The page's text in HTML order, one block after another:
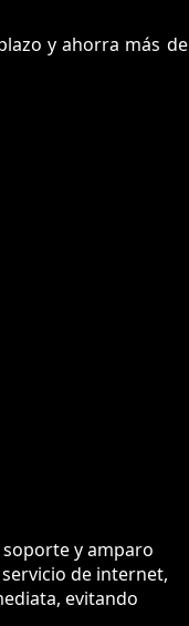
y ahorra más de
y amparo
de internet,
evitando